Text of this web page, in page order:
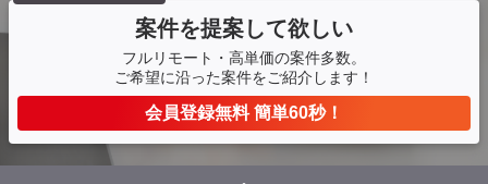
案件を提案して欲しい
フルリモート・高単価の案件多数。
ご希望に沿った案件をご紹介します！
会員登録無料 簡単60秒！